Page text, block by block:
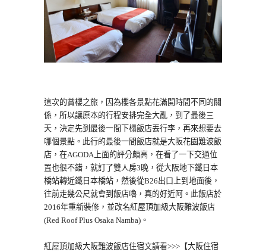
這次的賞櫻之旅，因為櫻各景點花滿開時間不同的關
係，所以讓原本的行程安排完全大亂，到了最後三
天，決定先到最後一間下榻飯店丟行李，再來想要去
哪個景點。此行的最後一間飯店就是大阪花園難波飯
店，在AGODA上面的評分頗高，在看了一下交通位
置也很不錯，就訂了雙人房3晚，從大阪地下鐵日本
橋站轉近鐵日本橋站，然後從B26出口上到地面後，
往前走幾公尺就會到飯店嚕，真的好近阿。此飯店於
2016年重新裝修，並改名紅屋頂加級大阪難波飯店
(Red Roof Plus Osaka Namba)。
紅屋頂加級大阪難波飯店住宿文請看>>> 【大阪住宿